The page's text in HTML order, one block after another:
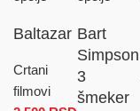
Baltazar
Crtani
filmovi
Bart
Simpson
3
šmeker